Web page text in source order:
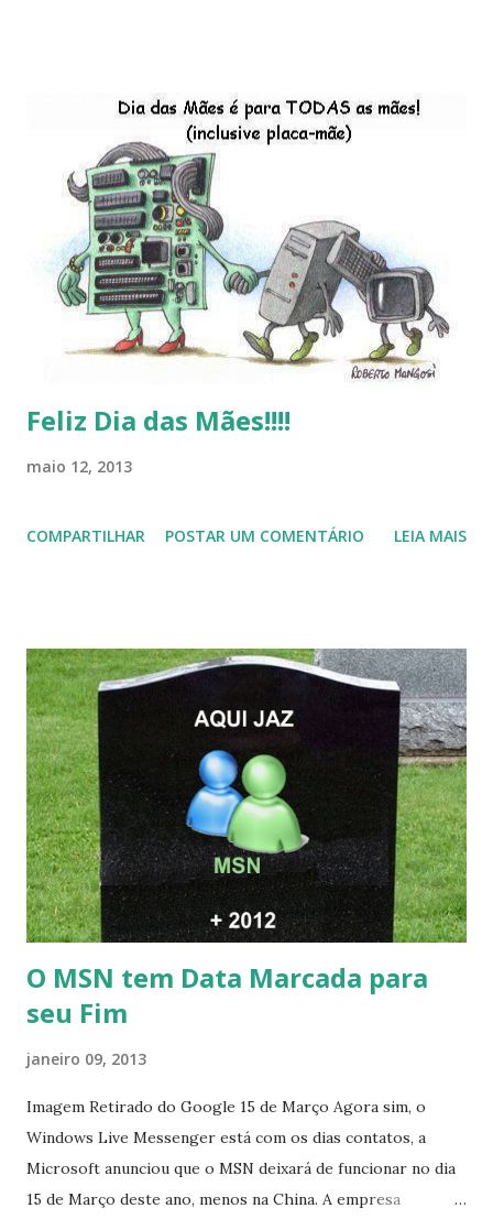
do LibreOffice , o IX Latinoware, a Microsoft boicotando o
Linux (como sempre), o lançamento do Windows 8 e a sua
baixa taxa de adesão pelos usuários, entre out ros. Gostaria
de desejar a todos Boas Festas e que em 2013 possamos
estar juntos novamente. Feliz Natal!!!! F eli z 2013 a todos!!!
Feliz Dia das Mães!!!!
maio 12, 2013
COMPARTILHAR POSTAR UM COMENTÁRIO LEIA MAIS
O MSN tem Data Marcada para
seu Fim
janeiro 09, 2013
Imagem Retirado do Google 15 de Março Agora sim, o
Windows Live Messenger está com os dias contatos, a
Microsoft anunciou que o MSN deixará de funcionar no dia
15 de Março deste ano, menos na China. A empresa